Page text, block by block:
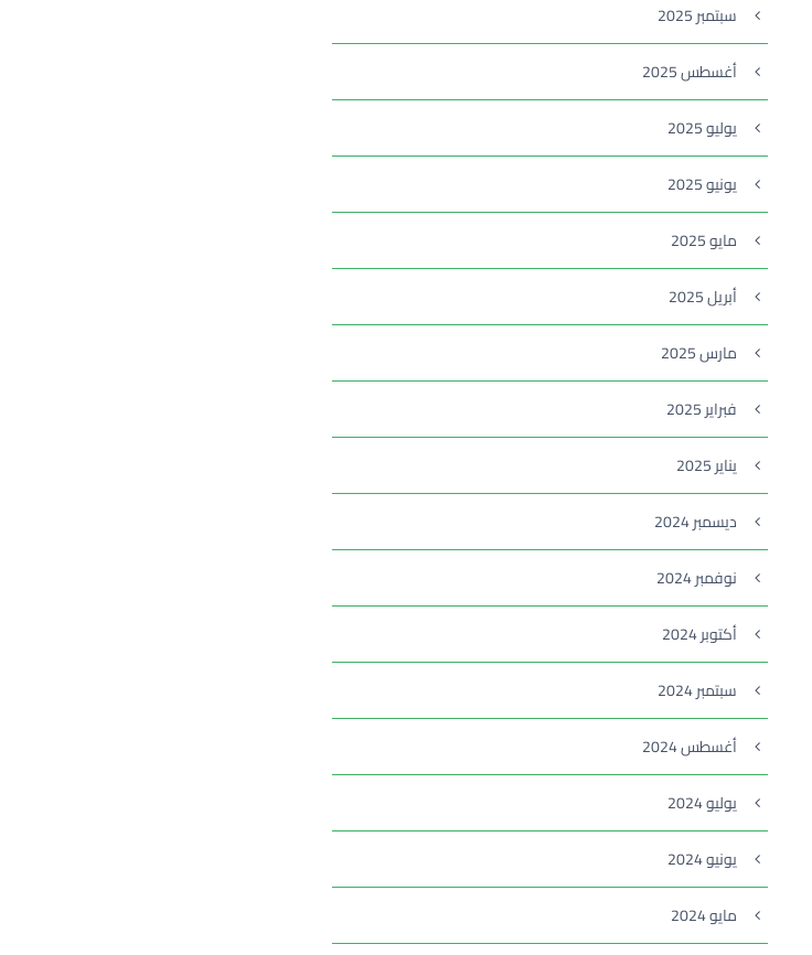
سبتمبر 2025
أغسطس 2025
يوليو 2025
يونيو 2025
مايو 2025
أبريل 2025
مارس 2025
فبراير 2025
يناير 2025
ديسمبر 2024
نوفمبر 2024
أكتوبر 2024
سبتمبر 2024
أغسطس 2024
يوليو 2024
يونيو 2024
مايو 2024